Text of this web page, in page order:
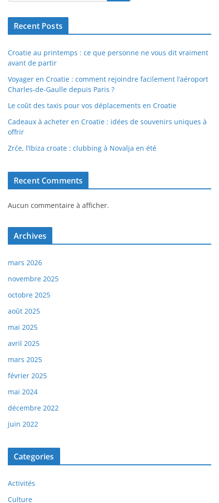
Recent Posts
Croatie au printemps : ce que personne ne vous dit vraiment
avant de partir
Voyager en Croatie : comment rejoindre facilement l’aéroport
Charles-de-Gaulle depuis Paris ?
Le coût des taxis pour vos déplacements en Croatie
Cadeaux à acheter en Croatie : idées de souvenirs uniques à
offrir
Zrće, l’Ibiza croate : clubbing à Novalja en été
Recent Comments
Aucun commentaire à afficher.
Archives
mars 2026
novembre 2025
octobre 2025
août 2025
mai 2025
avril 2025
mars 2025
février 2025
mai 2024
décembre 2022
juin 2022
Categories
Activités
Culture